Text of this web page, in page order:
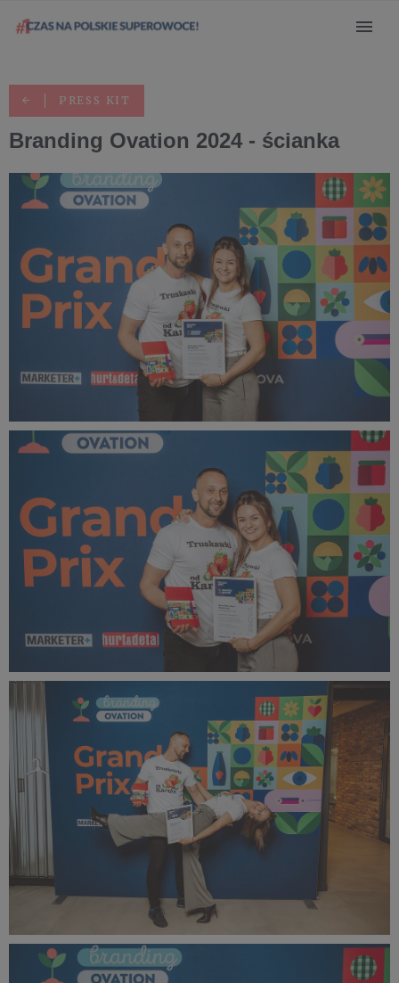
PRESS KIT
Branding Ovation 2024 - ścianka
bOVA 2024 (27).jpg
bOVA 2024 (28).jpg
490 KB
bOVA 2024 (29).jpg